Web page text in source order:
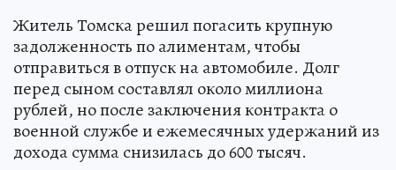
Житель Томска решил погасить крупную
задолженность по алиментам, чтобы
отправиться в отпуск на автомобиле. Долг
перед сыном составлял около миллиона
рублей, но после заключения контракта о
военной службе и ежемесячных удержаний из
дохода сумма снизилась до 600 тысяч.